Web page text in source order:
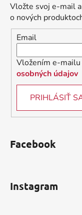
Vložte svoj e-mail
o nových
Email
Vložením e-
osobných údajov
PRIHLÁSIŤ
Facebook
Instagram